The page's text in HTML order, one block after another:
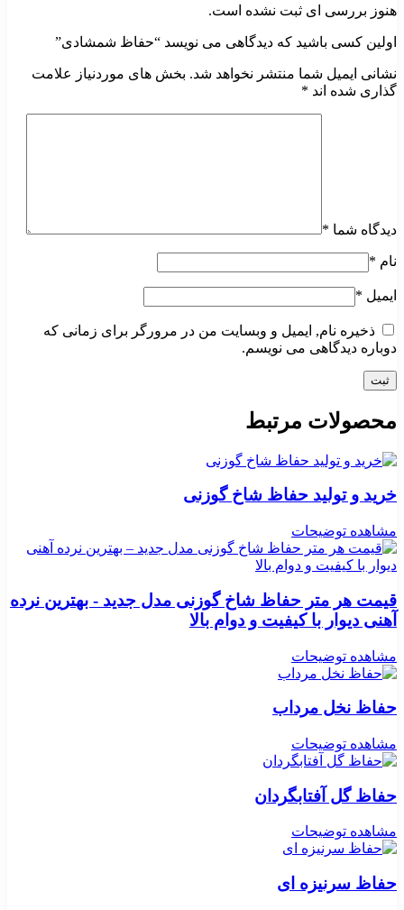
هنوز بررسی ای ثبت نشده است.
اولین کسی باشید که دیدگاهی می نویسد “حفاظ شمشادی”
نشانی ایمیل شما منتشر نخواهد شد. بخش های موردنیاز علامت
گذاری شده اند *
دیدگاه شما *
نام *
ایمیل *
ذخیره نام, ایمیل و وبسایت من در مرورگر برای زمانی که
دوباره دیدگاهی می نویسم.
محصولات مرتبط
خرید و تولید حفاظ شاخ گوزنی
مشاهده توضیحات
قیمت هر متر حفاظ شاخ گوزنی مدل جدید - بهترین نرده
آهنی دیوار با کیفیت و دوام بالا
مشاهده توضیحات
حفاظ نخل مرداب
مشاهده توضیحات
حفاظ گل آفتابگردان
مشاهده توضیحات
حفاظ سرنیزه ای